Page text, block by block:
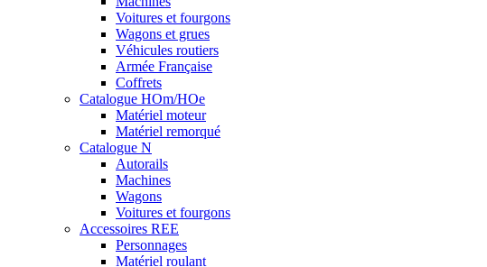
Voitures et fourgons
Wagons et grues
Véhicules routiers
Armée Française
Coffrets
Catalogue HOm/HOe
Matériel moteur
Matériel remorqué
Catalogue N
Autorails
Machines
Wagons
Voitures et fourgons
Accessoires REE
Personnages
Matériel roulant